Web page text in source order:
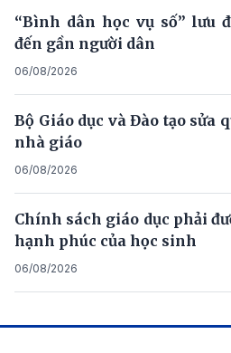
“Bình dân học vụ số” lưu
đến gần người dân
06/08/2026
Bộ Giáo dục và Đào tạo sửa
nhà giáo
06/08/2026
Chính sách giáo dục phải
hạnh phúc của học sinh
06/08/2026